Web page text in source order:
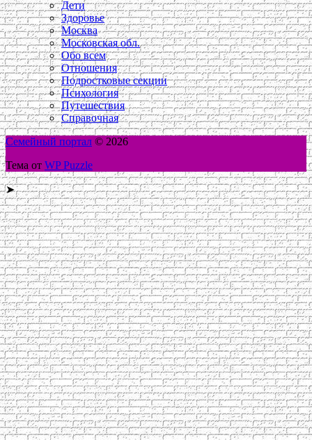
Дети
Здоровье
Москва
Московская обл.
Обо всем
Отношения
Подростковые секции
Психология
Путешествия
Справочная
Семейный портал © 2026
Тема от WP Puzzle
➤